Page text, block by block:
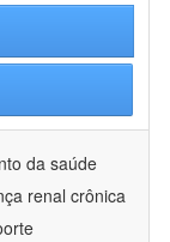
da saúde
renal crônica